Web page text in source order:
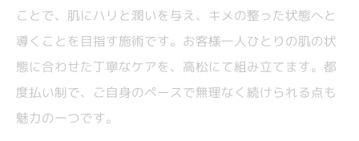
ことで、肌にハリと潤いを与え、キメの整った状態へと
導くことを目指す施術です。お客様一人ひとりの肌の状
態に合わせた丁寧なケアを、高松にて組み立てます。都
度払い制で、ご自身のペースで無理なく続けられる点も
魅力の一つです。